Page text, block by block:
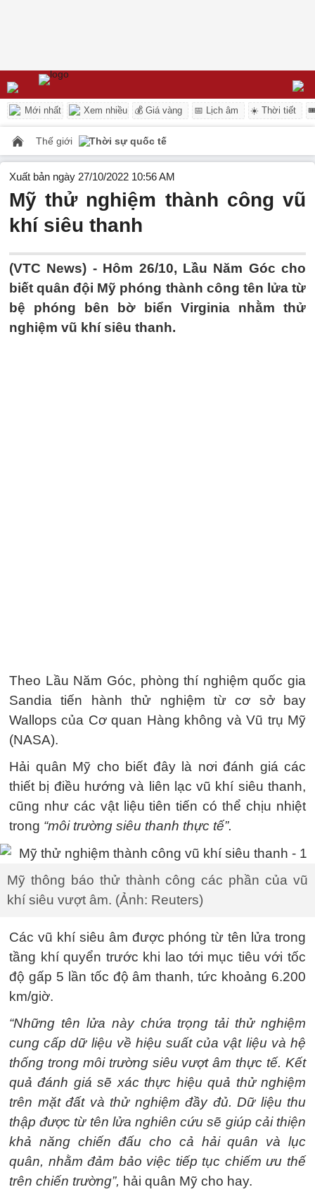
Mới nhất Xem nhiều 💰 Giá vàng 📅 Lịch âm ☀️ Thời tiết
Thế giới Thời sự quốc tế
Xuất bản ngày 27/10/2022 10:56 AM
Mỹ thử nghiệm thành công vũ
khí siêu thanh
(VTC News) - Hôm 26/10, Lầu Năm Góc cho
biết quân đội Mỹ phóng thành công tên lửa từ
bệ phóng bên bờ biển Virginia nhằm thử
nghiệm vũ khí siêu thanh.
Theo Lầu Năm Góc, phòng thí nghiệm quốc gia
Sandia tiến hành thử nghiệm từ cơ sở bay
Wallops của Cơ quan Hàng không và Vũ trụ Mỹ
(NASA).
Hải quân Mỹ cho biết đây là nơi đánh giá các
thiết bị điều hướng và liên lạc vũ khí siêu thanh,
cũng như các vật liệu tiên tiến có thể chịu nhiệt
trong “môi trường siêu thanh thực tế”.
Mỹ thông báo thử thành công các phần của vũ
khí siêu vượt âm. (Ảnh: Reuters)
Các vũ khí siêu âm được phóng từ tên lửa trong
tầng khí quyển trước khi lao tới mục tiêu với tốc
độ gấp 5 lần tốc độ âm thanh, tức khoảng 6.200
km/giờ.
“Những tên lửa này chứa trọng tải thử nghiệm
cung cấp dữ liệu về hiệu suất của vật liệu và hệ
thống trong môi trường siêu vượt âm thực tế. Kết
quả đánh giá sẽ xác thực hiệu quả thử nghiệm
trên mặt đất và thử nghiệm đầy đủ. Dữ liệu thu
thập được từ tên lửa nghiên cứu sẽ giúp cải thiện
khả năng chiến đấu cho cả hải quân và lục
quân, nhằm đảm bảo việc tiếp tục chiếm ưu thế
trên chiến trường”, hải quân Mỹ cho hay.